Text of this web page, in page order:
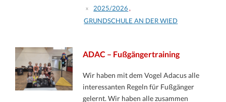
2025/2026 ,
GRUNDSCHULE AN DER WIED
ADAC – Fußgängertraining
Wir haben mit dem Vogel Adacus alle
interessanten Regeln für Fußgänger
gelernt. Wir haben alle zusammen